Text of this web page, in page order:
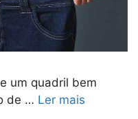
um quadril bem
de … Ler mais